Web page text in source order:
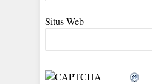
Situs Web